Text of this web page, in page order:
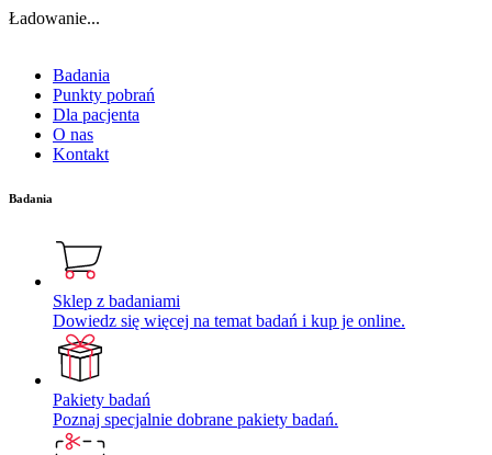
Ładowanie...
Badania
Punkty pobrań
Dla pacjenta
O nas
Kontakt
Badania
Sklep z badaniami
Dowiedz się więcej na temat badań i kup je online.
Pakiety badań
Poznaj specjalnie dobrane pakiety badań.